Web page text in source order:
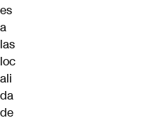
es
a
las
loc
ali
da
de